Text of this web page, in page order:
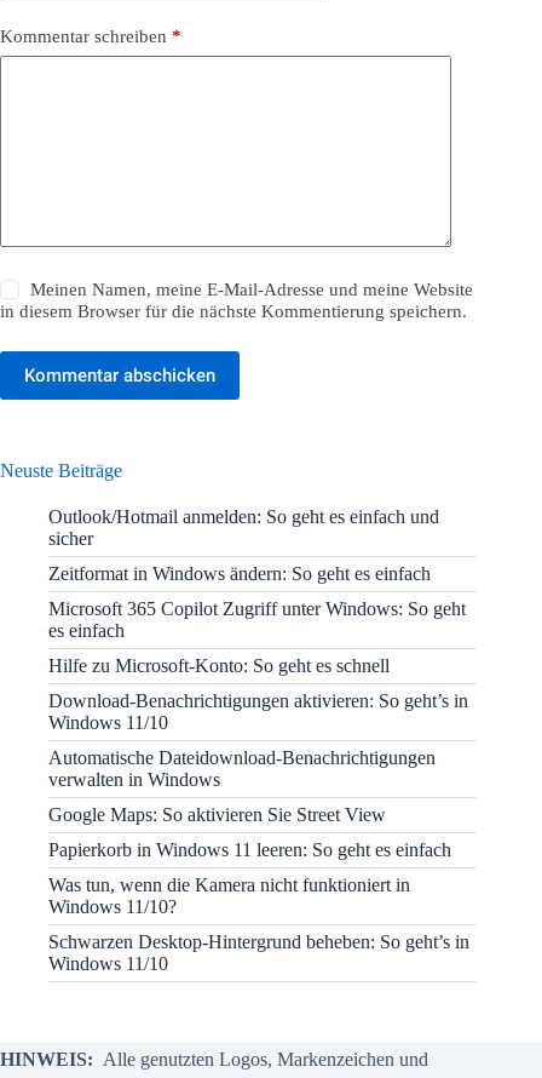
Kommentar schreiben *
Meinen Namen, meine E-Mail-Adresse und meine Website
in diesem Browser für die nächste Kommentierung speichern.
Kommentar abschicken
Neuste Beiträge
Outlook/Hotmail anmelden: So geht es einfach und
sicher
Zeitformat in Windows ändern: So geht es einfach
Microsoft 365 Copilot Zugriff unter Windows: So geht
es einfach
Hilfe zu Microsoft-Konto: So geht es schnell
Download-Benachrichtigungen aktivieren: So geht’s in
Windows 11/10
Automatische Dateidownload-Benachrichtigungen
verwalten in Windows
Google Maps: So aktivieren Sie Street View
Papierkorb in Windows 11 leeren: So geht es einfach
Was tun, wenn die Kamera nicht funktioniert in
Windows 11/10?
Schwarzen Desktop-Hintergrund beheben: So geht’s in
Windows 11/10
HINWEIS: Alle genutzten Logos, Markenzeichen und